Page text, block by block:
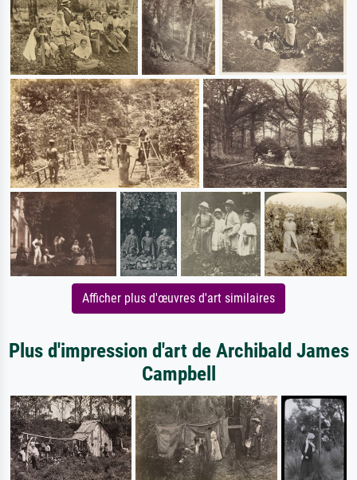
Afficher plus d'œuvres d'art similaires
Plus d'impression d'art de Archibald James
Campbell